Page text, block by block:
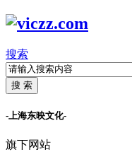
搜索
搜 索
-上海东映文化-
旗下网站